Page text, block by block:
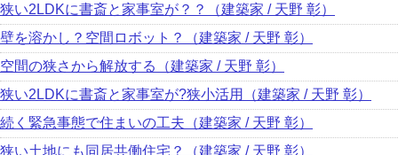
狭い2LDKに書斎と家事室が？？（建築家 / 天野 彰）
壁を溶かし？空間ロボット？（建築家 / 天野 彰）
空間の狭さから解放する（建築家 / 天野 彰）
狭い2LDKに書斎と家事室が?狭小活用（建築家 / 天野 彰）
続く緊急事態で住まいの工夫（建築家 / 天野 彰）
狭い土地にも同居共働住宅？（建築家 / 天野 彰）